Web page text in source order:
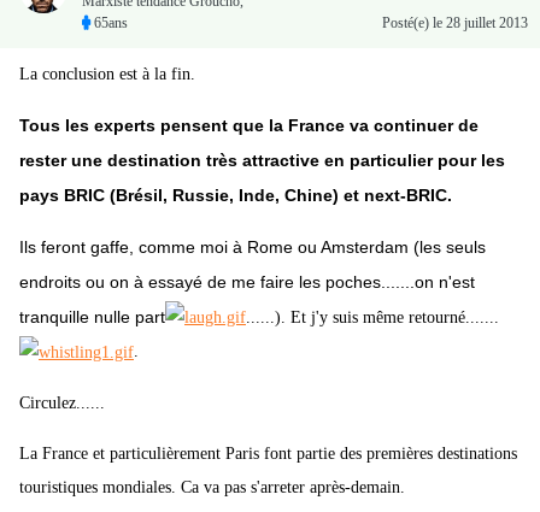
65ans
Posté(e) le 28 juillet 2013
La conclusion est à la fin.
Tous les experts pensent que la France va continuer de
rester une destination très attractive en particulier pour les
pays BRIC (Brésil, Russie, Inde, Chine) et next-BRIC.
Ils feront gaffe, comme moi à Rome ou Amsterdam (les seuls
endroits ou on à essayé de me faire les poches.......on n'est
tranquille nulle part
......). Et j'y suis même retourné.......
.
Circulez......
La France et particulièrement Paris font partie des premières destinations
touristiques mondiales. Ca va pas s'arreter après-demain.